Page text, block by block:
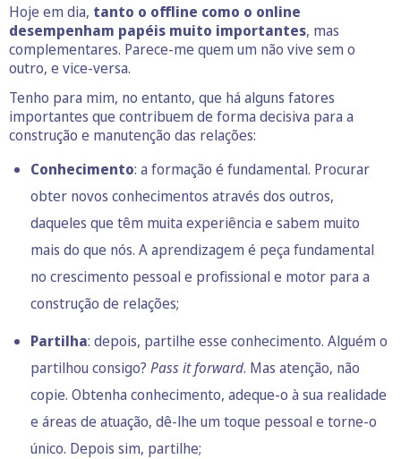
Hoje em dia, tanto o offline como o online
desempenham papéis muito importantes, mas
complementares. Parece-me quem um não vive sem o
outro, e vice-versa.
Tenho para mim, no entanto, que há alguns fatores
importantes que contribuem de forma decisiva para a
construção e manutenção das relações:
Conhecimento: a formação é fundamental. Procurar
obter novos conhecimentos através dos outros,
daqueles que têm muita experiência e sabem muito
mais do que nós. A aprendizagem é peça fundamental
no crescimento pessoal e profissional e motor para a
construção de relações;
Partilha: depois, partilhe esse conhecimento. Alguém o
partilhou consigo? Pass it forward. Mas atenção, não
copie. Obtenha conhecimento, adeque-o à sua realidade
e áreas de atuação, dê-lhe um toque pessoal e torne-o
único. Depois sim, partilhe;